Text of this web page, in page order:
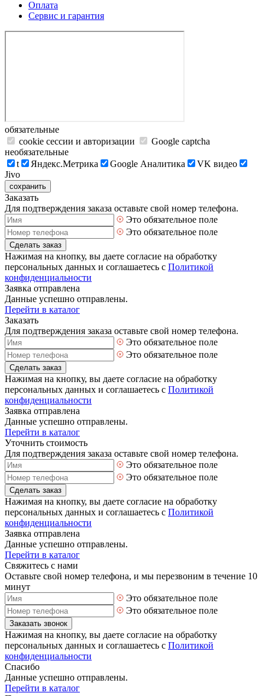
Оплата
Сервис и гарантия
обязательные
cookie сессии и авторизации
Google captcha
необязательные
t
Яндекс.Метрика Google Аналитика
VK видео
Jivo
сохранить
Заказать
Для подтверждения заказа оставьте свой номер телефона.
Это обязательное поле
Это обязательное поле
Сделать заказ
Нажимая на кнопку, вы даете согласие на обработку
персональных данных и соглашаетесь с Политикой
конфиденциальности
Заявка отправлена
Данные успешно отправлены.
Перейти в каталог
Заказать
Для подтверждения заказа оставьте свой номер телефона.
Это обязательное поле
Это обязательное поле
Сделать заказ
Нажимая на кнопку, вы даете согласие на обработку
персональных данных и соглашаетесь с Политикой
конфиденциальности
Заявка отправлена
Данные успешно отправлены.
Перейти в каталог
Уточнить стоимость
Для подтверждения заказа оставьте свой номер телефона.
Это обязательное поле
Это обязательное поле
Сделать заказ
Нажимая на кнопку, вы даете согласие на обработку
персональных данных и соглашаетесь с Политикой
конфиденциальности
Заявка отправлена
Данные успешно отправлены.
Перейти в каталог
Свяжитесь с нами
Оставьте свой номер телефона, и мы перезвоним в течение 10
минут
Это обязательное поле
Это обязательное поле
Заказать звонок
Нажимая на кнопку, вы даете согласие на обработку
персональных данных и соглашаетесь с Политикой
конфиденциальности
Спасибо
Данные успешно отправлены.
Перейти в каталог